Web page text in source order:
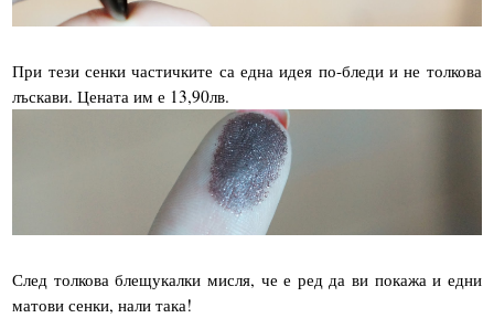
При тези сенки частичките са една идея по-бледи и не толкова
лъскави. Цената им е 13,90лв.
След толкова блещукалки мисля, че е ред да ви покажа и едни
матови сенки, нали така!